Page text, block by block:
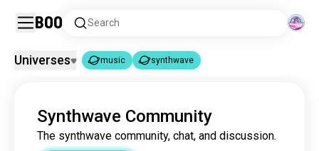
Boo Search
music 22M souls
synthwave 19K souls
Universes music synthwave
Synthwave Community
The synthwave community, chat, and discussion.